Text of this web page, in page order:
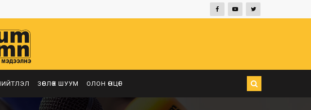
ЗӨВЛӨХ ШУУМ ОЛОН ӨНЦӨГ